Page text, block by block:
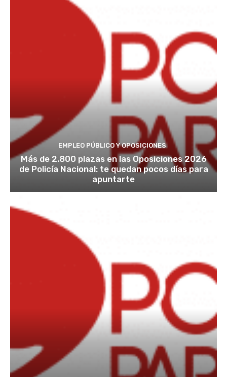
EMPLEO PÚBLICO Y OPOSICIONES
Más de 2.800 plazas en las Oposiciones 2026
de Policía Nacional: te quedan pocos días para
apuntarte